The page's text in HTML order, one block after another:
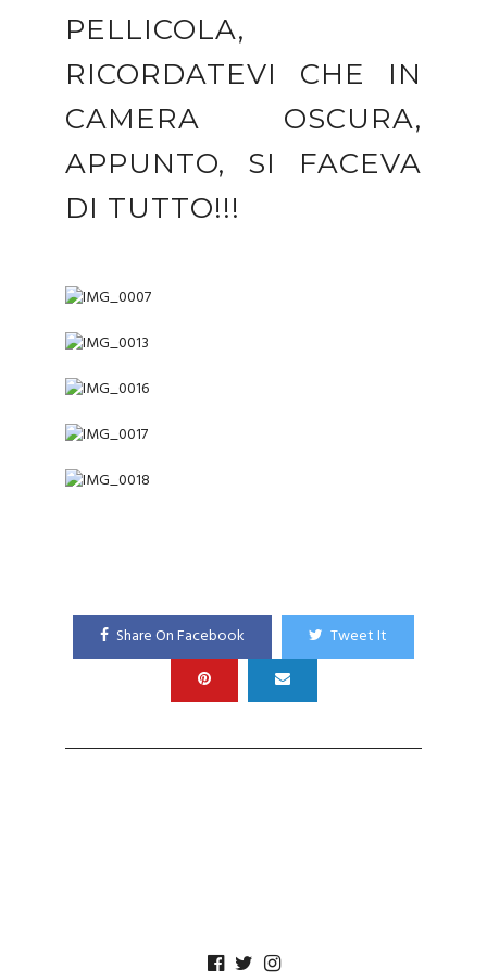
PELLICOLA,
RICORDATEVI CHE IN
CAMERA OSCURA,
APPUNTO, SI FACEVA
DI TUTTO!!!
Share On Facebook Tweet It